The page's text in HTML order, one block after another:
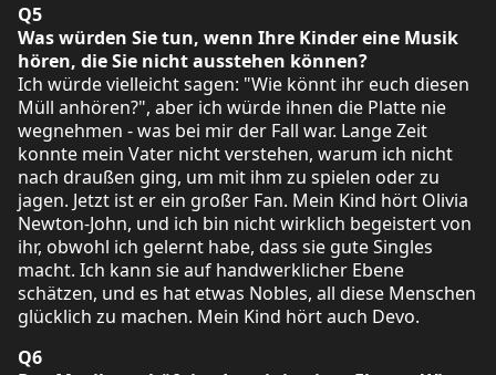
Q5
Was würden Sie tun, wenn Ihre Kinder eine Musik
hören, die Sie nicht ausstehen können?
Ich würde vielleicht sagen: "Wie könnt ihr euch diesen
Müll anhören?", aber ich würde ihnen die Platte nie
wegnehmen - was bei mir der Fall war. Lange Zeit
konnte mein Vater nicht verstehen, warum ich nicht
nach draußen ging, um mit ihm zu spielen oder zu
jagen. Jetzt ist er ein großer Fan. Mein Kind hört Olivia
Newton-John, und ich bin nicht wirklich begeistert von
ihr, obwohl ich gelernt habe, dass sie gute Singles
macht. Ich kann sie auf handwerklicher Ebene
schätzen, und es hat etwas Nobles, all diese Menschen
glücklich zu machen. Mein Kind hört auch Devo.
Q6